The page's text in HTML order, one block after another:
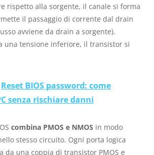
rispetto alla sorgente, il canale si forma
il passaggio di corrente dal drain
avviene da drain a sorgente).
una tensione inferiore, il transistor si
Reset BIOS password: come
senza rischiare danni
combina PMOS e NMOS in modo
stesso circuito. Ogni porta logica
da una coppia di transistor PMOS e